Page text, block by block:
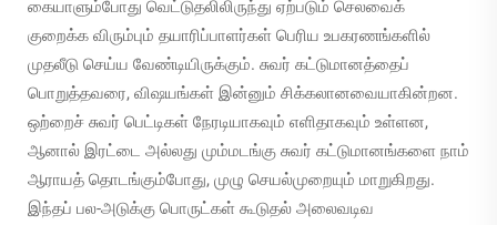
கையாளும்போது வெட்டுதலிலிருந்து ஏற்படும் செலவைக்
குறைக்க விரும்பும் தயாரிப்பாளர்கள் பெரிய உபகரணங்களில்
முதலீடு செய்ய வேண்டியிருக்கும். சுவர் கட்டுமானத்தைப்
பொறுத்தவரை, விஷயங்கள் இன்னும் சிக்கலானவையாகின்றன.
ஒற்றைச் சுவர் பெட்டிகள் நேரடியாகவும் எளிதாகவும் உள்ளன,
ஆனால் இரட்டை அல்லது மும்மடங்கு சுவர் கட்டுமானங்களை நாம்
ஆராயத் தொடங்கும்போது, முழு செயல்முறையும் மாறுகிறது.
இந்தப் பல-அடுக்கு பொருட்கள் கூடுதல் அலைவடிவ